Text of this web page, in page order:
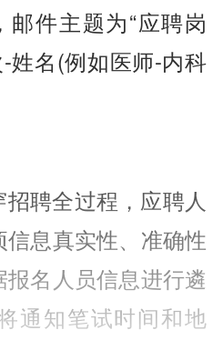
邮件主题为“应聘岗
姓名(例如医师-内科
聘全过程，应聘人
息真实性、准确性
名人员信息进行遴
通知笔试时间和地